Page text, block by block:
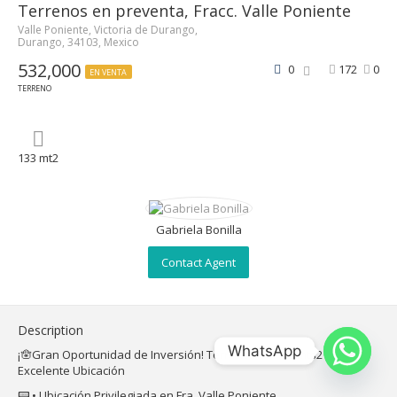
Terrenos en preventa, Fracc. Valle Poniente
Valle Poniente, Victoria de Durango,
Durango, 34103, Mexico
532,000
EN VENTA
TERRENO
172 0
0
133 mt2
Gabriela Bonilla
Contact Agent
Description
¡🪬Gran Oportunidad de Inversión! Terrenos de 133 mts2 con
Excelente Ubicación
WhatsApp